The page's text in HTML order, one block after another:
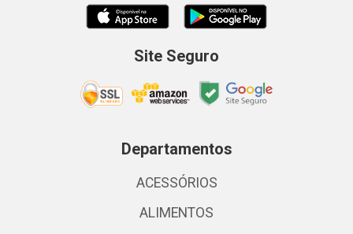
Site Seguro
Departamentos
ACESSÓRIOS
ALIMENTOS